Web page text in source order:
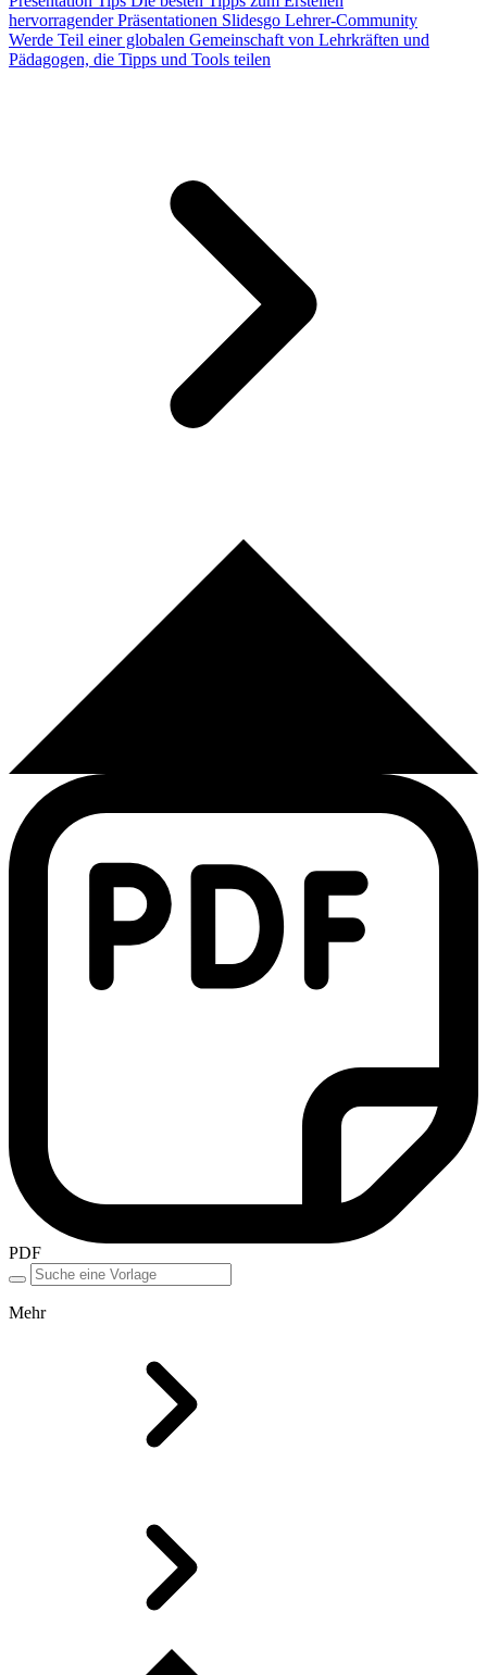
hervorragender Präsentationen Slidesgo Lehrer-Community
Werde Teil einer globalen Gemeinschaft von Lehrkräften und
Pädagogen, die Tipps und Tools teilen
PDF
Mehr